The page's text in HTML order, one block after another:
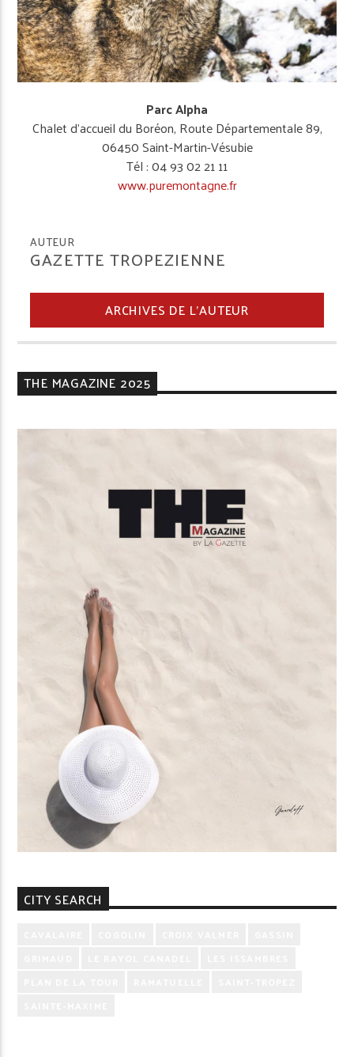
Parc Alpha
Chalet d’accueil du Boréon, Route Départementale 89,
06450 Saint-Martin-Vésubie
Tél : 04 93 02 21 11
www.puremontagne.fr
AUTEUR
GAZETTE TROPEZIENNE
ARCHIVES DE L'AUTEUR
THE MAGAZINE 2025
CITY SEARCH